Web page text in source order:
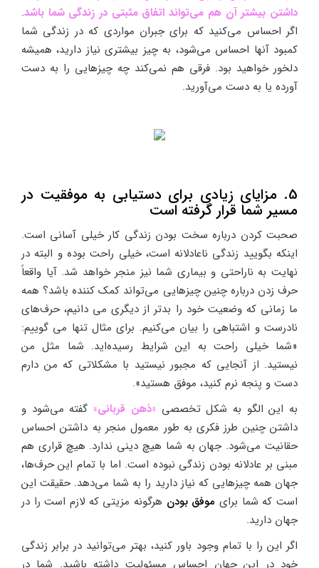
داشتن بیشتر آن هم می‌تواند اتفاق مثبتی در زندگی شما باشد.
اگر احساس می‌کنید که برای جبران مواردی که در زندگی شما
کمبود آنها احساس می‌شود، به چیز بیشتری نیاز دارید، همیشه
دلخور خواهید بود. فرقی هم نمی‌کند چه چیزهایی را به دست
آورده یا به دست می‌آورید.
5. مزایای زیادی برای دستیابی به موفقیت در
مسیر شما قرار گرفته است
صحبت کردن درباره سخت بودن زندگی کار خیلی آسانی است.
اینکه بگویید زندگی ناعادلانه است، خیلی راحت بوده و البته در
نهایت به ناراحتی و بیماری شما نیز منجر خواهد شد. آیا واقعاً
حرف زدن درباره چنین چیزهایی می‌تواند کمک کننده باشد؟ همه
ما زمانی که وضعیت خود را بدتر از دیگری می دانیم، حرف‌های
نادرست و اشتباهی را بیان می‌کنیم. برای مثال تنها می گوییم:
«شما خیلی راحت به این شرایط رسیده‌اید. شما مثل من
نیستید. از آنجایی که مجبور نیستید با مشکلاتی که من دارم
دست و پنجه نرم کنید، موفق هستید».
به این الگو به شکل تخصصی «ذهن قربانی» گفته می‌شود و
داشتن چنین طرز فکری به طور معمول منجر به داشتن احساس
حقانیت می‌شود. جهان به شما هیچ دینی ندارد. هیچ قراری هم
مبنی بر عادلانه بودن زندگی نبوده است. اما با تمام این حرف‌ها،
جهان همه چیزهایی که نیاز دارید را به شما می‌دهد. حقیقت این
است که شما برای موفق بودن هرگونه مزیتی که لازم است را در
جهان دارید.
اگر این را با تمام وجود باور کنید، بهتر می‌توانید در برابر زندگی